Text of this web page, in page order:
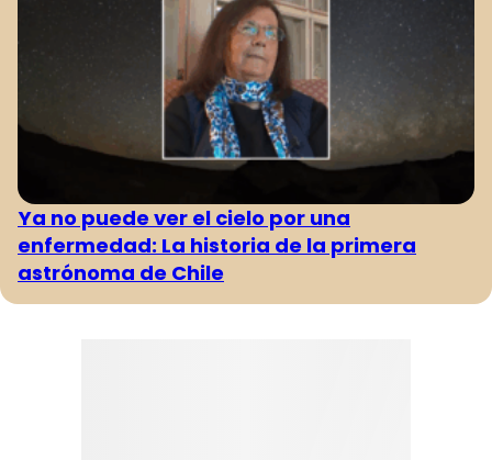
Ya no puede ver el cielo por una
enfermedad: La historia de la primera
astrónoma de Chile